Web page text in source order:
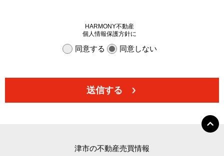
す。）の適正な保護を重大な責務と認識し、この責務を果たすために、次
(1) お客さま情報に適用される個人情報の保護に関する法律その他の関係
法令を遵守し、適切に取り扱います。また、適宜取扱いの改善に努めま
HARMONY不動産
個人情報保護方針に
同意する 同意しない
送信する
津市の不動産売買情報